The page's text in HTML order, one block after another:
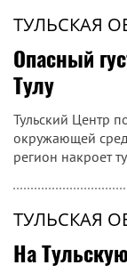
ТУЛЬСКАЯ
Опасный
Тулу
Тульский Центр
окружающей
регион накроет
ТУЛЬСКАЯ
На